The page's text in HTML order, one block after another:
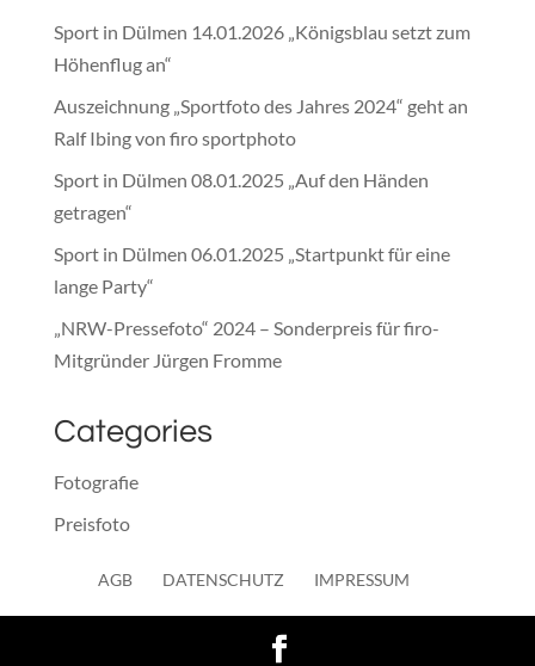
Sport in Dülmen 14.01.2026 „Königsblau setzt zum
Höhenflug an“
Auszeichnung „Sportfoto des Jahres 2024“ geht an
Ralf Ibing von firo sportphoto
Sport in Dülmen 08.01.2025 „Auf den Händen
getragen“
Sport in Dülmen 06.01.2025 „Startpunkt für eine
lange Party“
„NRW-Pressefoto“ 2024 – Sonderpreis für firo-
Mitgründer Jürgen Fromme
Categories
Fotografie
Preisfoto
AGB DATENSCHUTZ IMPRESSUM